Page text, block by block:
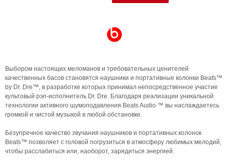
Выбором настоящих меломанов и требовательных ценителей
качественных басов становятся наушники и портативные колонки Beats™
by Dr. Dre™, в разработке которых принимал непосредственное участие
культовый рэп-исполнитель Dr. Dre. Благодаря реализации уникальной
технологии активного шумоподавления Beats Audio ™ вы наслаждаетесь
громкой и чистой музыкой в любой обстановке.
Безупречное качество звучания наушников и портативных колонок
Beats™ позволяет с головой погрузиться в атмосферу любимых мелодий,
чтобы расслабиться или, наоборот, зарядиться энергией.